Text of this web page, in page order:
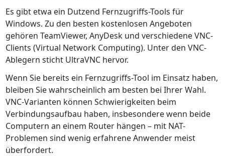
Es gibt etwa ein Dutzend Fernzugriffs-Tools für
Windows. Zu den besten kostenlosen Angeboten
gehören TeamViewer, AnyDesk und verschiedene VNC-
Clients (Virtual Network Computing). Unter den VNC-
Ablegern sticht UltraVNC hervor.
Wenn Sie bereits ein Fernzugriffs-Tool im Einsatz haben,
bleiben Sie wahrscheinlich am besten bei Ihrer Wahl.
VNC-Varianten können Schwierigkeiten beim
Verbindungsaufbau haben, insbesondere wenn beide
Computern an einem Router hängen – mit NAT-
Problemen sind wenig erfahrene Anwender meist
überfordert.